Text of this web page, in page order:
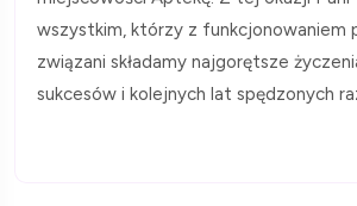
wszystkim, którzy z funkcjonowaniem
związani składamy najgorętsze
sukcesów i kolejnych lat spędzonych